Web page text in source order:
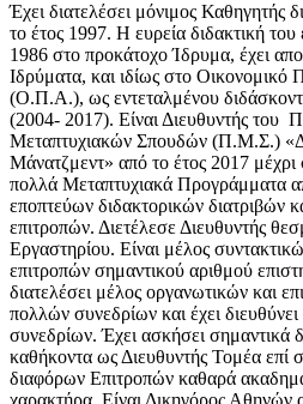
Έχει διατελέσει μόνιμος
το έτος 1997. Η ευρεία διδακτική του
1986 στο προκάτοχο Ίδρυμα, έχει
Ιδρύματα, και ιδίως στο Οικονομικό
(Ο.Π.Α.), ως εντεταλμένου
(2004- 2017). Είναι Διευθυντής του
Μεταπτυχιακών Σπουδών (Π.Μ.Σ.)
Μάνατζμεντ» από το έτος 2017 μέχρι
πολλά Μεταπτυχιακά Προγράμματα
εποπτεύων διδακτορικών διατριβών
επιτροπών. Διετέλεσε Διευθυντής
Εργαστηρίου. Είναι μέλος
επιτροπών σημαντικού αριθμού
διατελέσει μέλος οργανωτικών και
πολλών συνεδρίων και έχει
συνεδρίων. Έχει ασκήσει σημαντικά
καθήκοντα ως Διευθυντής Τομέα επί
διαφόρων Επιτροπών καθαρά